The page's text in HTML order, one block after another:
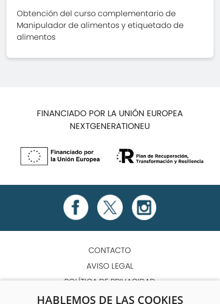
HABLEMOS DE LAS COOKIES
Obtención del curso complementario de
Manipulador de alimentos y etiquetado de
alimentos
FINANCIADO POR LA UNIÓN EUROPEA
NEXTGENERATIONEU
CONTACTO
AVISO LEGAL
POLÍTICA DE PRIVACIDAD
POLÍTICA DE COOKIES